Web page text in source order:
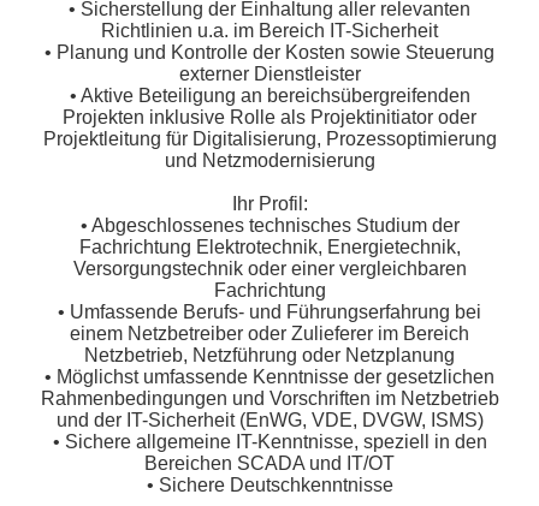
• Sicherstellung der Einhaltung aller relevanten
Richtlinien u.a. im Bereich IT-Sicherheit
• Planung und Kontrolle der Kosten sowie Steuerung
externer Dienstleister
• Aktive Beteiligung an bereichsübergreifenden
Projekten inklusive Rolle als Projektinitiator oder
Projektleitung für Digitalisierung, Prozessoptimierung
und Netzmodernisierung
Ihr Profil:
• Abgeschlossenes technisches Studium der
Fachrichtung Elektrotechnik, Energietechnik,
Versorgungstechnik oder einer vergleichbaren
Fachrichtung
• Umfassende Berufs- und Führungserfahrung bei
einem Netzbetreiber oder Zulieferer im Bereich
Netzbetrieb, Netzführung oder Netzplanung
• Möglichst umfassende Kenntnisse der gesetzlichen
Rahmenbedingungen und Vorschriften im Netzbetrieb
und der IT-Sicherheit (EnWG, VDE, DVGW, ISMS)
• Sichere allgemeine IT-Kenntnisse, speziell in den
Bereichen SCADA und IT/OT
• Sichere Deutschkenntnisse